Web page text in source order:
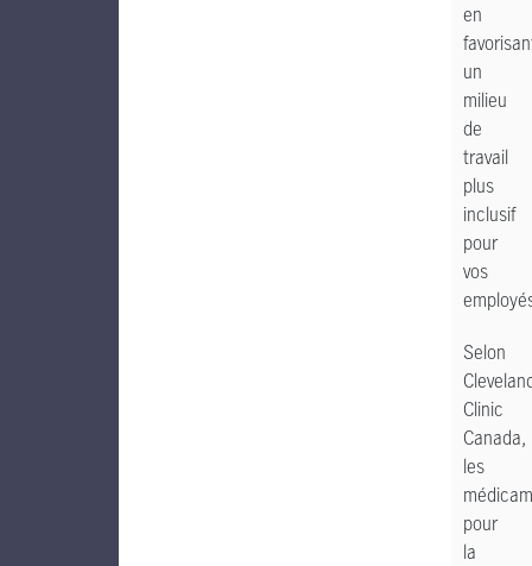
en
un
milieu
de
travail
plus
inclusif
pour
vos
Selon
Clinic
Canada,
les
pour
la